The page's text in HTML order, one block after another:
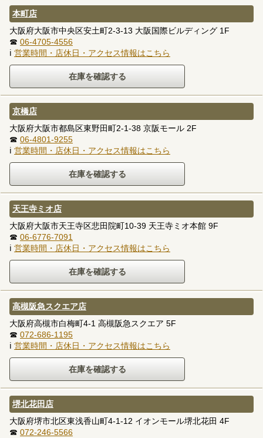
本町店
大阪府大阪市中央区安土町2-3-13 大阪国際ビルディング 1F
☎ 06-4705-4556
ℹ 営業時間・店休日・アクセス情報はこちら
京橋店
大阪府大阪市都島区東野田町2-1-38 京阪モール 2F
☎ 06-4801-9255
ℹ 営業時間・店休日・アクセス情報はこちら
天王寺ミオ店
大阪府大阪市天王寺区悲田院町10-39 天王寺ミオ本館 9F
☎ 06-6776-7091
ℹ 営業時間・店休日・アクセス情報はこちら
高槻阪急スクエア店
大阪府高槻市白梅町4-1 高槻阪急スクエア 5F
☎ 072-686-1195
ℹ 営業時間・店休日・アクセス情報はこちら
堺北花田店
大阪府堺市北区東浅香山町4-1-12 イオンモール堺北花田 4F
☎ 072-246-5566